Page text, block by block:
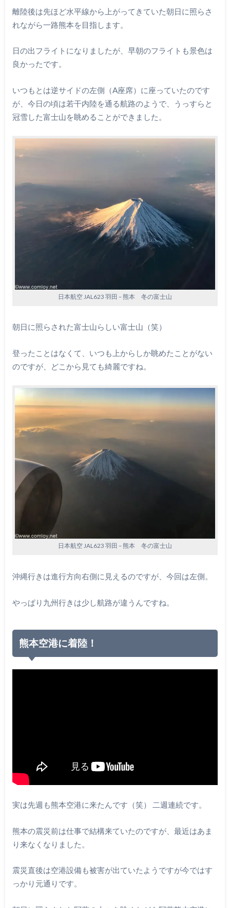
離陸後は先ほど水平線から上がってきていた朝日に照らさ
れながら一路熊本を目指します。
日の出フライトになりましたが、早朝のフライトも景色は
良かったです。
いつもとは逆サイドの左側（A座席）に座っていたのです
が、今日の頃は若干内陸を通る航路のようで、うっすらと
冠雪した富士山を眺めることができました。
日本航空 JAL623 羽田 – 熊本 冬の富士山
朝日に照らされた富士山らしい富士山（笑）
登ったことはなくて、いつも上からしか眺めたことがない
のですが、どこから見ても綺麗ですね。
日本航空 JAL623 羽田 – 熊本 冬の富士山
沖縄行きは進行方向右側に見えるのですが、今回は左側。
やっぱり九州行きは少し航路が違うんですね。
熊本空港に着陸！
実は先週も熊本空港に来たんです（笑） 二週連続です。
熊本の震災前は仕事で結構来ていたのですが、最近はあま
り来なくなりました。
震災直後は空港設備も被害が出ていたようですが今ではす
っかり元通りです。